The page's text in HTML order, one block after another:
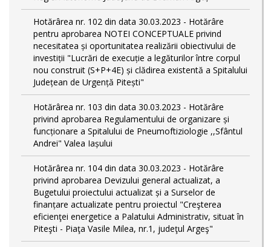
Hotărârea nr. 102 din data 30.03.2023 - Hotărâre
pentru aprobarea NOTEI CONCEPTUALE privind
necesitatea și oportunitatea realizării obiectivului de
investiții "Lucrări de execuție a legăturilor între corpul
nou construit (S+P+4E) și clădirea existentă a Spitalului
Județean de Urgență Pitești"
Hotărârea nr. 103 din data 30.03.2023 - Hotărâre
privind aprobarea Regulamentului de organizare și
funcționare a Spitalului de Pneumoftiziologie ,,Sfântul
Andrei" Valea Iașului
Hotărârea nr. 104 din data 30.03.2023 - Hotărâre
privind aprobarea Devizului general actualizat, a
Bugetului proiectului actualizat și a Surselor de
finanțare actualizate pentru proiectul "Creşterea
eficienţei energetice a Palatului Administrativ, situat în
Piteşti - Piaţa Vasile Milea, nr.1, judeţul Argeş"